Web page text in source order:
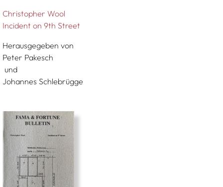
Christopher Wool
Incident on 9th Street
Herausgegeben von
Peter Pakesch
und
Johannes Schlebrügge